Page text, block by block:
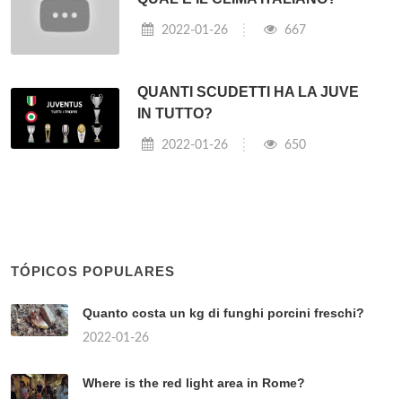
2022-01-26 667
QUANTI SCUDETTI HA LA JUVE
IN TUTTO?
2022-01-26 650
TÓPICOS POPULARES
Quanto costa un kg di funghi porcini freschi?
2022-01-26
Where is the red light area in Rome?